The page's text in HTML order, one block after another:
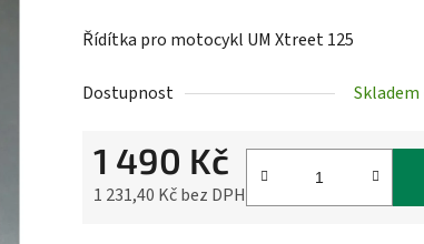
je
z
hvězdiček.
Řídítka pro motocykl UM Xtreet 125
Dostupnost Skladem
1 490 Kč
1 231,40 Kč bez DPH